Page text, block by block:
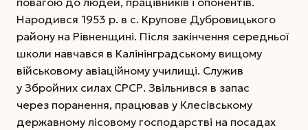
Народився 1953 р. в с. Крупове Дубровицького
району на Рівненщині. Після закінчення середньої
школи навчався в Калінінградському вищому
військовому авіаційному училищі. Служив
у Збройних силах СРСР. Звільнився в запас
через поранення, працював у Клесівському
державному лісовому господарстві на посадах